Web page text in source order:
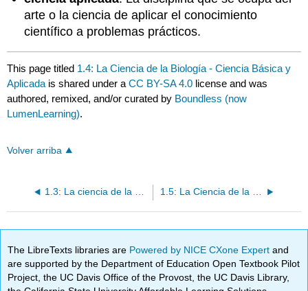
arte o la ciencia de aplicar el conocimiento
científico a problemas prácticos.
This page titled 1.4: La Ciencia de la Biología - Ciencia Básica y
Aplicada is shared under aCC BY-SA 4.0 license and was
authored, remixed, and/or curated by Boundless (now
LumenLearning).
Volver arriba
1.3: La ciencia de la biología - El método científico 1.5: La Ciencia de la Biología - Obra Científica Editorial
The LibreTexts libraries are Powered by NICE CXone Expertand
are supported by the Department of Education Open Textbook Pilot
Project, the UC Davis Office of the Provost, the UC Davis Library,